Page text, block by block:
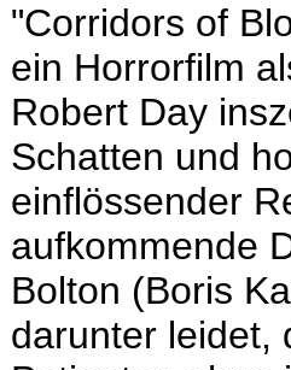
"Corridors of
ein Horrorfilm
Robert Day
Schatten und
einflössender
aufkommende
Bolton (Boris
darunter leidet,